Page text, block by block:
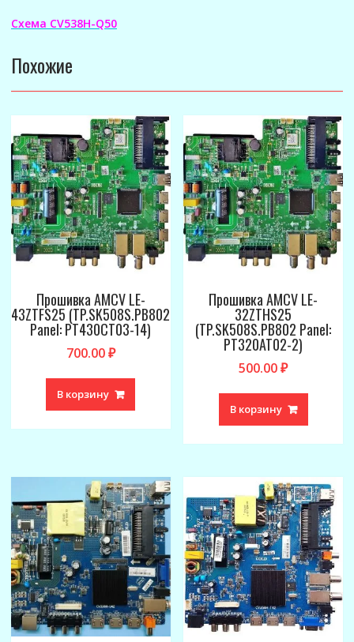
Схема CV538H-Q50
Похожие
Прошивка AMCV LE-
43ZTFS25 (TP.SK508S.PB802
Panel: PT430CT03-14)
700.00₽
В корзину
Прошивка AMCV LE-
32ZTHS25
(TP.SK508S.PB802 Panel:
PT320AT02-2)
500.00₽
В корзину